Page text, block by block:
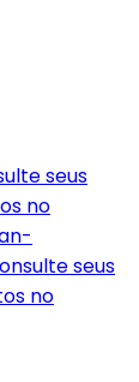
seus
no
seus
no